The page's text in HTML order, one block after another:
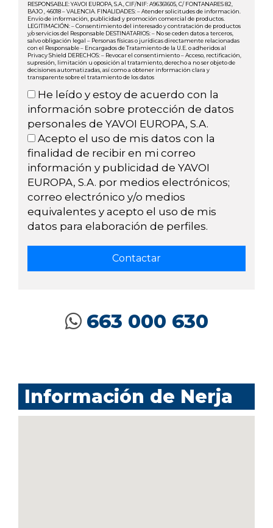
RESPONSABLE: YAVOI EUROPA, S.A., CIF/NIF: A96361605, C/ FONTANARES 82,
BAJO , 46018 – VALENCIA. FINALIDADES: – Atender solicitudes de información.
Envío de información, publicidad y promoción comercial de productos.
LEGITIMACIÓN: – Consentimiento del interesado y contratación de productos
y/o servicios del Responsable DESTINATARIOS: – No se ceden datos a terceros,
salvo obligación legal – Personas físicas o jurídicas directamente relacionadas
con el Responsable – Encargados de Tratamiento de la U.E. o adheridos al
Privacy Shield DERECHOS: – Revocar el consentimiento – Acceso, rectificación,
supresión, limitación u oposición al tratamiento, derecho a no ser objeto de
decisiones automatizadas, así como a obtener información clara y
transparente sobre el tratamiento de los datos
He leído y estoy de acuerdo con la
información sobre protección de datos
personales de YAVOI EUROPA, S.A.
Acepto el uso de mis datos con la
finalidad de recibir en mi correo
información y publicidad de YAVOI
EUROPA, S.A. por medios electrónicos;
correo electrónico y/o medios
equivalentes y acepto el uso de mis
datos para elaboración de perfiles.
663 000 630
Información de Nerja